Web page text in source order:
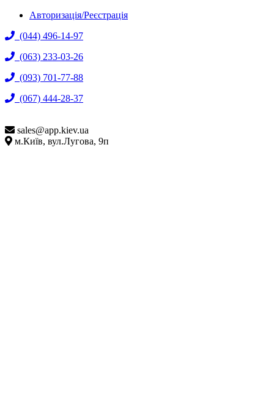
Авторизація/Реєстрація
(044) 496-14-97
(063) 233-03-26
(093) 701-77-88
(067) 444-28-37
sales@app.kiev.ua
м.Київ, вул.Лугова, 9п